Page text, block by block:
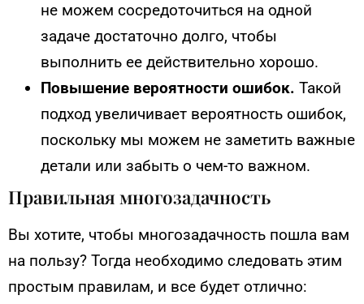
не можем сосредоточиться на одной
задаче достаточно долго, чтобы
выполнить ее действительно хорошо.
Повышение вероятности ошибок. Такой
подход увеличивает вероятность ошибок,
поскольку мы можем не заметить важные
детали или забыть о чем-то важном.
Правильная многозадачность
Вы хотите, чтобы многозадачность пошла вам
на пользу? Тогда необходимо следовать этим
простым правилам, и все будет отлично: